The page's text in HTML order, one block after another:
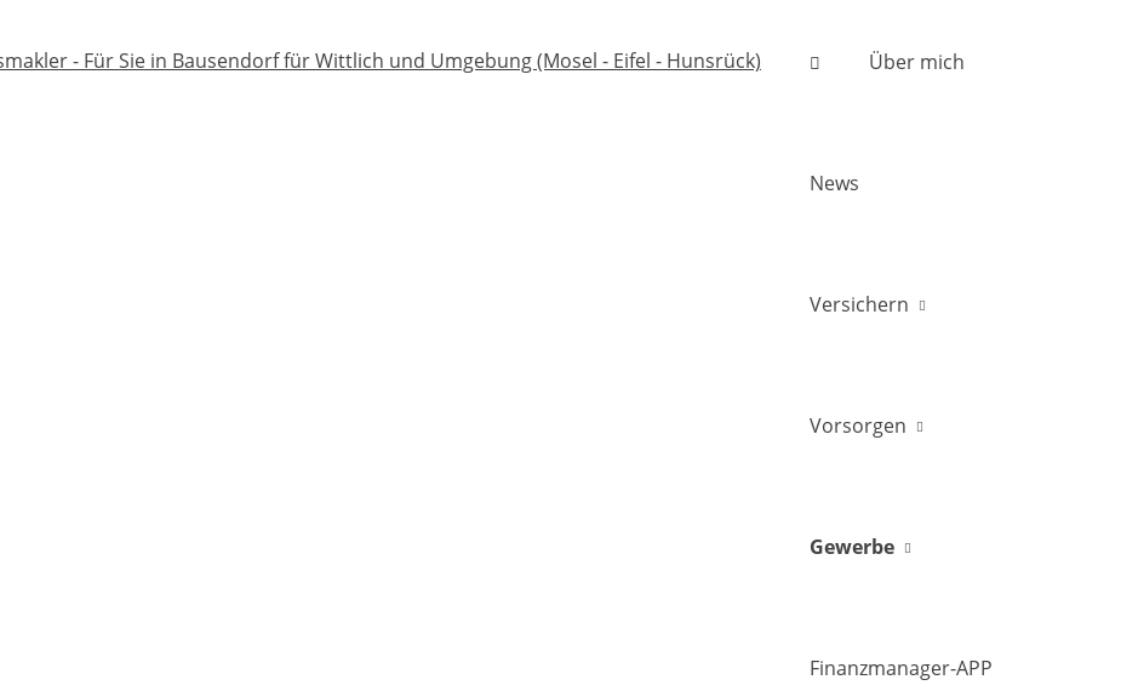
Über mich
News
Versichern
Vorsorgen
Gewerbe
Finanzmanager-APP